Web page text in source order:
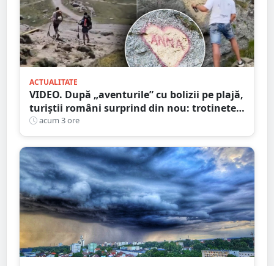
ACTUALITATE
VIDEO. După „aventurile” cu bolizii pe plajă,
turiștii români surprind din nou: trotinete
pe Bucegi și declarații de dragoste pe stânci
acum 3 ore